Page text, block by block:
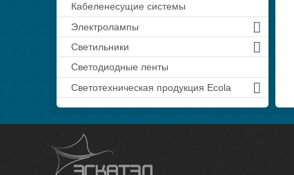
Кабеленесущие системы
Электролампы
Светильники
Светодиодные ленты
Светотехническая продукция Ecola